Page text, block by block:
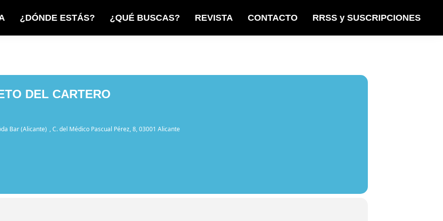
¿DÓNDE ESTÁS? ¿QUÉ BUSCAS? REVISTA CONTACTO RRSS y SUSCRIPCIONES
DEL CARTERO
Bar (Alicante) , C. del Médico Pascual Pérez, 8, 03001 Alicante